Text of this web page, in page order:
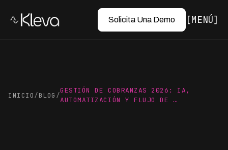
Solicita Una Demo MENÚ
INICIO/BLOG /
GESTIÓN DE COBRANZAS 2026: IA,
AUTOMATIZACIÓN Y FLUJO DE …